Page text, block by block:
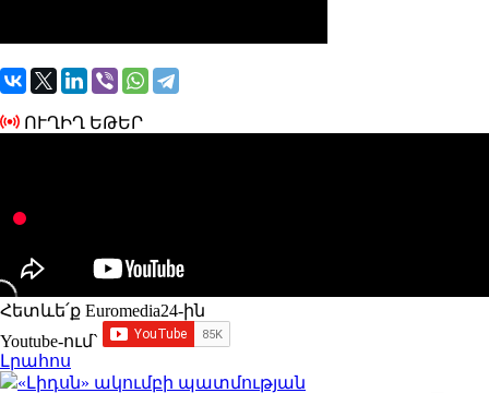
ՈՒՂԻՂ ԵԹԵՐ
Հետևե՛ք Euromedia24-ին
Youtube-ում`
Լրահոս
«Լիդսն» ակումբի պատմության